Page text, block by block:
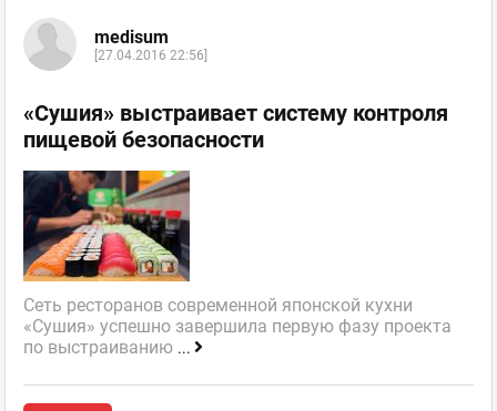
medisum
[27.04.2016 22:56]
«Сушия» выстраивает систему контроля
пищевой безопасности
Сеть ресторанов современной японской кухни
«Сушия» успешно завершила первую фазу проекта
по выстраиванию ...